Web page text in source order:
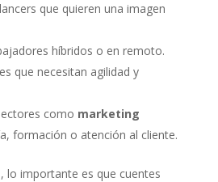
que quieren una imagen
híbridos o en remoto.
que necesitan agilidad y
como marketing
formación o atención al cliente.
lo importante es que cuentes